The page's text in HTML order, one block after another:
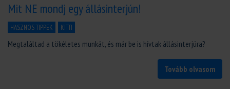
Mit NE mondj egy állásinterjún!
HASZNOS TIPPEK KITTI
Megtaláltad a tökéletes munkát, és már be is hívtak állásinterjúra?
Tovább olvasom